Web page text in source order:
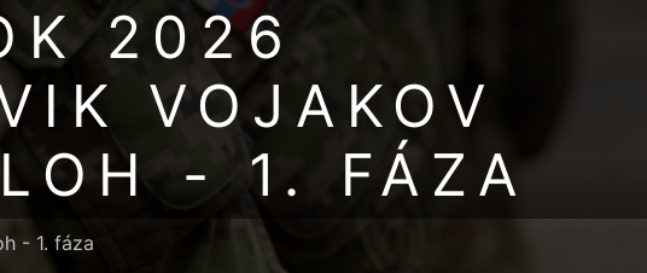
2026
VOJAKOV
- 1. FÁZA
- 1. fáza